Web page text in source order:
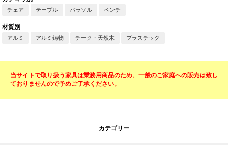
チェア テーブル パラソル ベンチ
材質別
アルミ アルミ鋳物 チーク・天然木 プラスチック
当サイトで取り扱う家具は業務用商品のため、一般のご家庭への販売は致し
ておりませんので予めご了承ください。
カテゴリー